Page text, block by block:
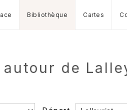
Bibliothèque Cartes
de